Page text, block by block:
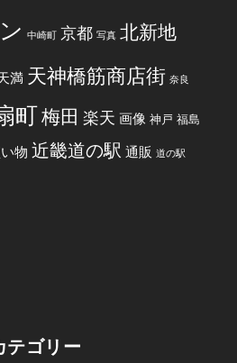
中崎町 京都 写真 北新地
満 天神橋筋商店街 奈良
町梅田 楽天 画像 神戸 福島
物 近畿道の駅 通販 道の駅
テゴリー